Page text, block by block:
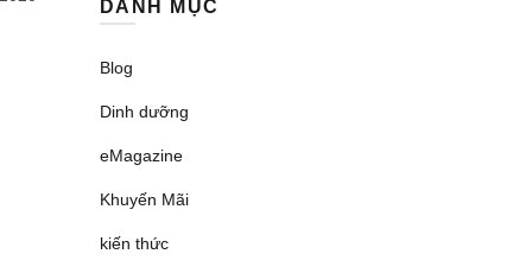
DANH MỤC
Blog
Dinh dưỡng
eMagazine
Khuyến Mãi
kiến thức